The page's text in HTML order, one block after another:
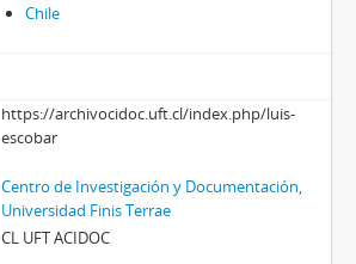
Chile
https://archivocidoc.uft.cl/index.php/luis-
escobar
Centro de Investigación y Documentación,
Universidad Finis Terrae
CL UFT ACIDOC